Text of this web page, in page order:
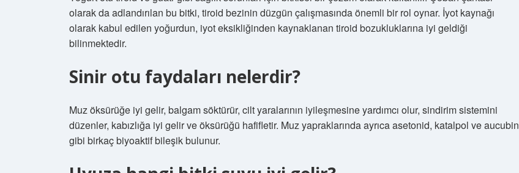
olarak da adlandırılan bu bitki, tiroid bezinin düzgün çalışmasında önemli bir rol oynar. İyot kaynağı
olarak kabul edilen yoğurdun, iyot eksikliğinden kaynaklanan tiroid bozukluklarına iyi geldiği
bilinmektedir.
Sinir otu faydaları nelerdir?
Muz öksürüğe iyi gelir, balgam söktürür, cilt yaralarının iyileşmesine yardımcı olur, sindirim sistemini
düzenler, kabızlığa iyi gelir ve öksürüğü hafifletir. Muz yapraklarında ayrıca asetonid, katalpol ve aucubin
gibi birkaç biyoaktif bileşik bulunur.